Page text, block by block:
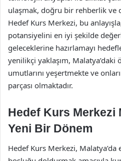
ulaşmak, doğru bir rehberlik ve
Hedef Kurs Merkezi, bu
potansiyelini en iyi şekilde
geleceklerine hazırlamayı
yenilikçi yaklaşım,
umutlarını yeşertmekte ve
parçası olmaktadır.
Hedef Kurs Merkezi
Yeni Bir Dönem
Hedef Kurs Merkezi,